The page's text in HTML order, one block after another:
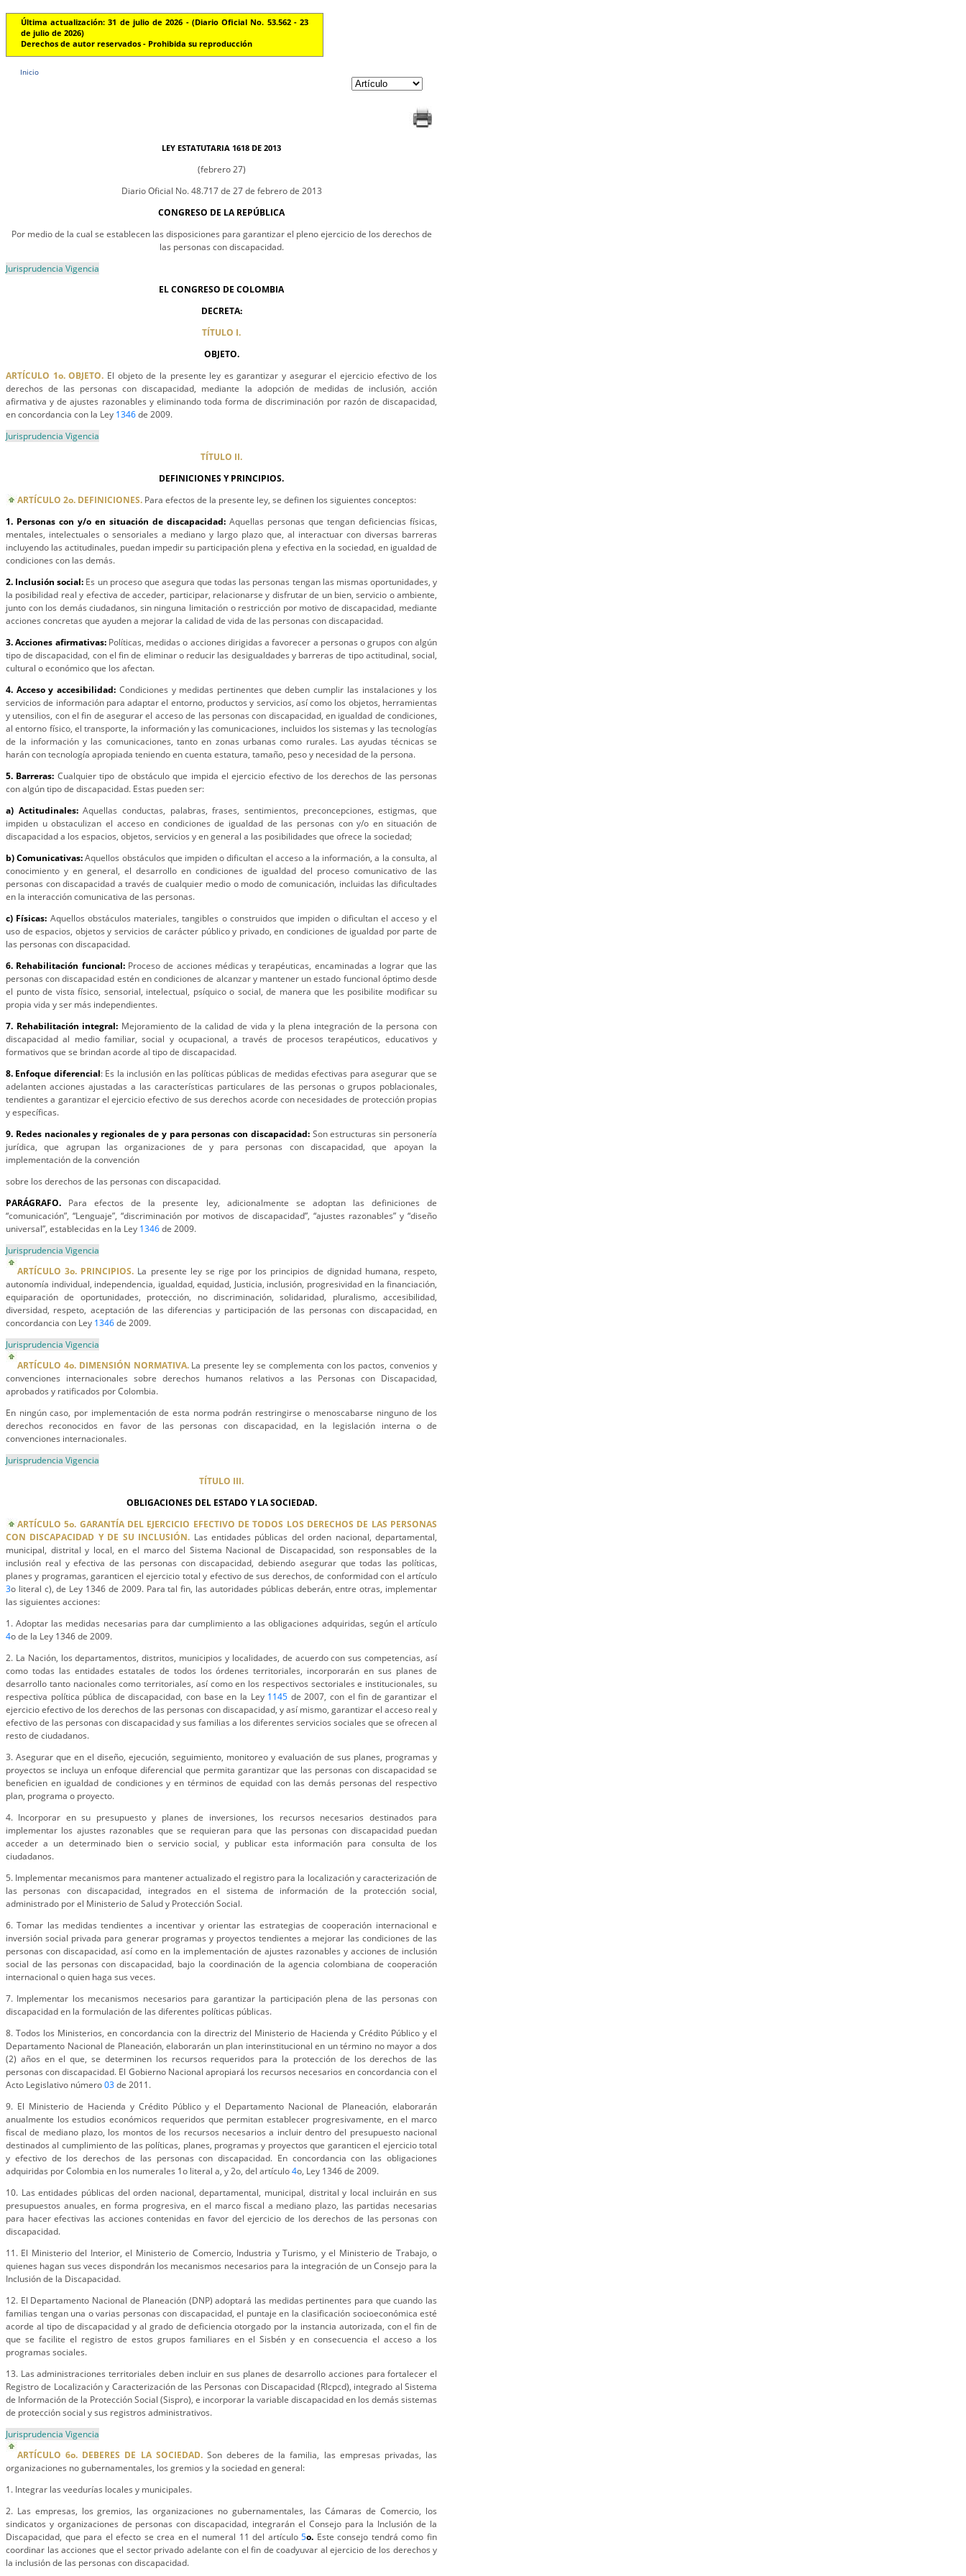
Última actualización: 31 de julio de 2026 - (Diario Oficial No. 53.562 - 23
de julio de 2026)
Derechos de autor reservados - Prohibida su reproducción
Inicio
LEY ESTATUTARIA 1618 DE 2013
(febrero 27)
Diario Oficial No. 48.717 de 27 de febrero de 2013
CONGRESO DE LA REPÚBLICA
Por medio de la cual se establecen las disposiciones para garantizar el pleno ejercicio de los derechos de
las personas con discapacidad.
Jurisprudencia Vigencia
EL CONGRESO DE COLOMBIA
DECRETA:
TÍTULO I.
OBJETO.
ARTÍCULO 1o. OBJETO. El objeto de la presente ley es garantizar y asegurar el ejercicio efectivo de los
derechos de las personas con discapacidad, mediante la adopción de medidas de inclusión, acción
afirmativa y de ajustes razonables y eliminando toda forma de discriminación por razón de discapacidad,
en concordancia con la Ley 1346de 2009.
Jurisprudencia Vigencia
TÍTULO II.
DEFINICIONES Y PRINCIPIOS.
ARTÍCULO 2o. DEFINICIONES. Para efectos de la presente ley, se definen los siguientes conceptos:
1. Personas con y/o en situación de discapacidad: Aquellas personas que tengan deficiencias físicas,
mentales, intelectuales o sensoriales a mediano y largo plazo que, al interactuar con diversas barreras
incluyendo las actitudinales, puedan impedir su participación plena y efectiva en la sociedad, en igualdad de
condiciones con las demás.
2. Inclusión social: Es un proceso que asegura que todas las personas tengan las mismas oportunidades, y
la posibilidad real y efectiva de acceder, participar, relacionarse y disfrutar de un bien, servicio o ambiente,
junto con los demás ciudadanos, sin ninguna limitación o restricción por motivo de discapacidad, mediante
acciones concretas que ayuden a mejorar la calidad de vida de las personas con discapacidad.
3. Acciones afirmativas: Políticas, medidas o acciones dirigidas a favorecer a personas o grupos con algún
tipo de discapacidad, con el fin de eliminar o reducir las desigualdades y barreras de tipo actitudinal, social,
cultural o económico que los afectan.
4. Acceso y accesibilidad: Condiciones y medidas pertinentes que deben cumplir las instalaciones y los
servicios de información para adaptar el entorno, productos y servicios, así como los objetos, herramientas
y utensilios, con el fin de asegurar el acceso de las personas con discapacidad, en igualdad de condiciones,
al entorno físico, el transporte, la información y las comunicaciones, incluidos los sistemas y las tecnologías
de la información y las comunicaciones, tanto en zonas urbanas como rurales. Las ayudas técnicas se
harán con tecnología apropiada teniendo en cuenta estatura, tamaño, peso y necesidad de la persona.
5. Barreras: Cualquier tipo de obstáculo que impida el ejercicio efectivo de los derechos de las personas
con algún tipo de discapacidad. Estas pueden ser:
a) Actitudinales:Aquellas conductas, palabras, frases, sentimientos, preconcepciones, estigmas, que
impiden u obstaculizan el acceso en condiciones de igualdad de las personas con y/o en situación de
discapacidad a los espacios, objetos, servicios y en general a las posibilidades que ofrece la sociedad;
b) Comunicativas:Aquellos obstáculos que impiden o dificultan el acceso a la información, a la consulta, al
conocimiento y en general, el desarrollo en condiciones de igualdad del proceso comunicativo de las
personas con discapacidad a través de cualquier medio o modo de comunicación, incluidas las dificultades
en la interacción comunicativa de las personas.
c) Físicas: Aquellos obstáculos materiales, tangibles o construidos que impiden o dificultan el acceso y el
uso de espacios, objetos y servicios de carácter público y privado, en condiciones de igualdad por parte de
las personas con discapacidad.
6. Rehabilitación funcional: Proceso de acciones médicas y terapéuticas, encaminadas a lograr que las
personas con discapacidad estén en condiciones de alcanzar y mantener un estado funcional óptimo desde
el punto de vista físico, sensorial, intelectual, psíquico o social, de manera que les posibilite modificar su
propia vida y ser más independientes.
7. Rehabilitación integral: Mejoramiento de la calidad de vida y la plena integración de la persona con
discapacidad al medio familiar, social y ocupacional, a través de procesos terapéuticos, educativos y
formativos que se brindan acorde al tipo de discapacidad.
8. Enfoque diferencial: Es la inclusión en las políticas públicas de medidas efectivas para asegurar que se
adelanten acciones ajustadas a las características particulares de las personas o grupos poblacionales,
tendientes a garantizar el ejercicio efectivo de sus derechos acorde con necesidades de protección propias
y específicas.
9. Redes nacionales y regionales de y para personas con discapacidad: Son estructuras sin personería
jurídica, que agrupan las organizaciones de y para personas con discapacidad, que apoyan la
implementación de la convención
sobre los derechos de las personas con discapacidad.
PARÁGRAFO. Para efectos de la presente ley, adicionalmente se adoptan las definiciones de
“comunicación”, “Lenguaje”, “discriminación por motivos de discapacidad”, “ajustes razonables” y “diseño
universal”, establecidas en la Ley 1346de 2009.
Jurisprudencia Vigencia
ARTÍCULO 3o. PRINCIPIOS. La presente ley se rige por los principios de dignidad humana, respeto,
autonomía individual, independencia, igualdad, equidad, Justicia, inclusión, progresividad en la financiación,
equiparación de oportunidades, protección, no discriminación, solidaridad, pluralismo, accesibilidad,
diversidad, respeto, aceptación de las diferencias y participación de las personas con discapacidad, en
concordancia con Ley 1346de 2009.
Jurisprudencia Vigencia
ARTÍCULO 4o. DIMENSIÓN NORMATIVA.La presente ley se complementa con los pactos, convenios y
convenciones internacionales sobre derechos humanos relativos a las Personas con Discapacidad,
aprobados y ratificados por Colombia.
En ningún caso, por implementación de esta norma podrán restringirse o menoscabarse ninguno de los
derechos reconocidos en favor de las personas con discapacidad, en la legislación interna o de
convenciones internacionales.
Jurisprudencia Vigencia
TÍTULO III.
OBLIGACIONES DEL ESTADO Y LA SOCIEDAD.
ARTÍCULO 5o. GARANTÍA DEL EJERCICIO EFECTIVO DE TODOS LOS DERECHOS DE LAS PERSONAS
CON DISCAPACIDAD Y DE SU INCLUSIÓN. Las entidades públicas del orden nacional, departamental,
municipal, distrital y local, en el marco del Sistema Nacional de Discapacidad, son responsables de la
inclusión real y efectiva de las personas con discapacidad, debiendo asegurar que todas las políticas,
planes y programas, garanticen el ejercicio total y efectivo de sus derechos, de conformidad con el artículo
3o literal c), de Ley 1346 de 2009. Para tal fin, las autoridades públicas deberán, entre otras, implementar
las siguientes acciones:
1. Adoptar las medidas necesarias para dar cumplimiento a las obligaciones adquiridas, según el artículo
4o de la Ley 1346 de 2009.
2. La Nación, los departamentos, distritos, municipios y localidades, de acuerdo con sus competencias, así
como todas las entidades estatales de todos los órdenes territoriales, incorporarán en sus planes de
desarrollo tanto nacionales como territoriales, así como en los respectivos sectoriales e institucionales, su
respectiva política pública de discapacidad, con base en la Ley 1145 de 2007, con el fin de garantizar el
ejercicio efectivo de los derechos de las personas con discapacidad, y así mismo, garantizar el acceso real y
efectivo de las personas con discapacidad y sus familias a los diferentes servicios sociales que se ofrecen al
resto de ciudadanos.
3. Asegurar que en el diseño, ejecución, seguimiento, monitoreo y evaluación de sus planes, programas y
proyectos se incluya un enfoque diferencial que permita garantizar que las personas con discapacidad se
beneficien en igualdad de condiciones y en términos de equidad con las demás personas del respectivo
plan, programa o proyecto.
4. Incorporar en su presupuesto y planes de inversiones, los recursos necesarios destinados para
implementar los ajustes razonables que se requieran para que las personas con discapacidad puedan
acceder a un determinado bien o servicio social, y publicar esta información para consulta de los
ciudadanos.
5. Implementar mecanismos para mantener actualizado el registro para la localización y caracterización de
las personas con discapacidad, integrados en el sistema de información de la protección social,
administrado por el Ministerio de Salud y Protección Social.
6. Tomar las medidas tendientes a incentivar y orientar las estrategias de cooperación internacional e
inversión social privada para generar programas y proyectos tendientes a mejorar las condiciones de las
personas con discapacidad, así como en la implementación de ajustes razonables y acciones de inclusión
social de las personas con discapacidad, bajo la coordinación de la agencia colombiana de cooperación
internacional o quien haga sus veces.
7. Implementar los mecanismos necesarios para garantizar la participación plena de las personas con
discapacidad en la formulación de las diferentes políticas públicas.
8. Todos los Ministerios, en concordancia con la directriz del Ministerio de Hacienda y Crédito Público y el
Departamento Nacional de Planeación, elaborarán un plan interinstitucional en un término no mayor a dos
(2) años en el que, se determinen los recursos requeridos para la protección de los derechos de las
personas con discapacidad. El Gobierno Nacional apropiará los recursos necesarios en concordancia con el
Acto Legislativo número03de 2011.
9. El Ministerio de Hacienda y Crédito Público y el Departamento Nacional de Planeación, elaborarán
anualmente los estudios económicos requeridos que permitan establecer progresivamente, en el marco
fiscal de mediano plazo, los montos de los recursos necesarios a incluir dentro del presupuesto nacional
destinados al cumplimiento de las políticas, planes, programas y proyectos que garanticen el ejercicio total
y efectivo de los derechos de las personas con discapacidad. En concordancia con las obligaciones
adquiridas por Colombia en los numerales 1o literal a, y 2o, del artículo4o, Ley 1346 de 2009.
10. Las entidades públicas del orden nacional, departamental, municipal, distrital y local incluirán en sus
presupuestos anuales, en forma progresiva, en el marco fiscal a mediano plazo, las partidas necesarias
para hacer efectivas las acciones contenidas en favor del ejercicio de los derechos de las personas con
discapacidad.
11. El Ministerio del Interior, el Ministerio de Comercio, Industria y Turismo, y el Ministerio de Trabajo, o
quienes hagan sus veces dispondrán los mecanismos necesarios para la integración de un Consejo para la
Inclusión de la Discapacidad.
12. El Departamento Nacional de Planeación (DNP) adoptará las medidas pertinentes para que cuando las
familias tengan una o varias personas con discapacidad, el puntaje en la clasificación socioeconómica esté
acorde al tipo de discapacidad y al grado de deficiencia otorgado por la instancia autorizada, con el fin de
que se facilite el registro de estos grupos familiares en el Sisbén y en consecuencia el acceso a los
programas sociales.
13. Las administraciones territoriales deben incluir en sus planes de desarrollo acciones para fortalecer el
Registro de Localización y Caracterización de las Personas con Discapacidad (Rlcpcd), integrado al Sistema
de Información de la Protección Social (Sispro), e incorporar la variable discapacidad en los demás sistemas
de protección social y sus registros administrativos.
Jurisprudencia Vigencia
ARTÍCULO 6o. DEBERES DE LA SOCIEDAD.Son deberes de la familia, las empresas privadas, las
organizaciones no gubernamentales, los gremios y la sociedad en general:
1. Integrar las veedurías locales y municipales.
2. Las empresas, los gremios, las organizaciones no gubernamentales, las Cámaras de Comercio, los
sindicatos y organizaciones de personas con discapacidad, integrarán el Consejo para la Inclusión de la
Discapacidad, que para el efecto se crea en el numeral 11 del artículo5o. Este consejo tendrá como fin
coordinar las acciones que el sector privado adelante con el fin de coadyuvar al ejercicio de los derechos y
la inclusión de las personas con discapacidad.